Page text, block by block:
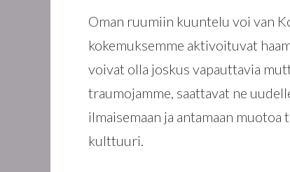
Oman ruumiin kuuntelu voi van
kokemuksemme aktivoituvat
voivat olla joskus vapauttavia
traumojamme, saattavat ne
ilmaisemaan ja antamaan
kulttuuri.